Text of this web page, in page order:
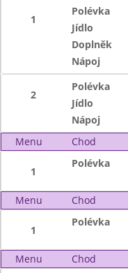
1
Polévka
Jídlo
Doplněk
Nápoj
2
Polévka
Jídlo
Nápoj
Menu
Chod
1
Polévka
Menu Chod
1
Polévka
Menu Chod